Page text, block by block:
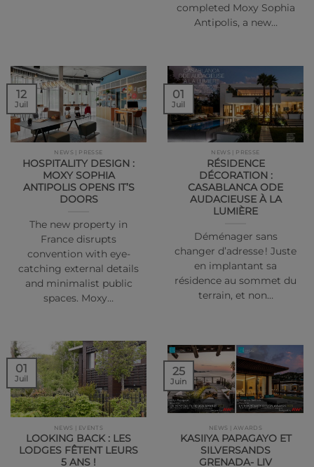
completed Moxy Sophia
Antipolis, a new…
NEWS | PRESSE
HOSPITALITY DESIGN :
MOXY SOPHIA
ANTIPOLIS OPENS IT’S
DOORS
The new property in
France disrupts
convention with eye-
catching external details
and minimalist public
spaces. Moxy…
12
Juil
NEWS | PRESSE
RÉSIDENCE
DÉCORATION :
CASABLANCA ODE
AUDACIEUSE À LA
LUMIÈRE
Déménager sans
changer d’adresse ! Juste
en implantant sa
résidence au sommet du
terrain, et non…
01
Juil
NEWS | EVENTS
LOOKING BACK : LES
LODGES FÊTENT LEURS
5 ANS !
01
Juil
NEWS | AWARDS
KASIIYA PAPAGAYO ET
SILVERSANDS
GRENADA- LIV
25
Juin